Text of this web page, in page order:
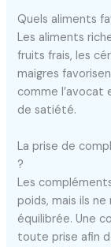
Quels aliments
Les aliments
fruits frais, les
maigres
comme l’avocat
de satiété.
La prise de
?
Les
poids, mais ils
équilibrée. Une
toute prise afin